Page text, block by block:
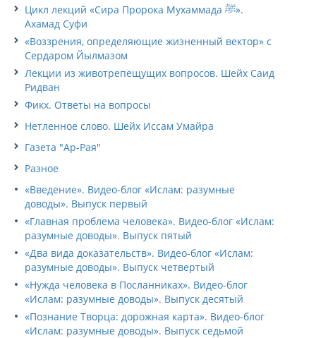
Цикл лекций «Сира Пророка Мухаммада ﷺ».
Ахамад Суфи
«Воззрения, определяющие жизненный вектор» с
Сердаром Йылмазом
Лекции из животрепещущих вопросов. Шейх Саид
Ридван
Фикх. Ответы на вопросы
Нетленное слово. Шейх Иссам Умайра
Газета "Ар-Рая"
Разное
«Введение». Видео-блог «Ислам: разумные
доводы». Выпуск первый
«Главная проблема человека». Видео-блог «Ислам:
разумные доводы». Выпуск пятый
«Два вида доказательств». Видео-блог «Ислам:
разумные доводы». Выпуск четвертый
«Нужда человека в Посланниках». Видео-блог
«Ислам: разумные доводы». Выпуск десятый
«Познание Творца: дорожная карта». Видео-блог
«Ислам: разумные доводы». Выпуск седьмой